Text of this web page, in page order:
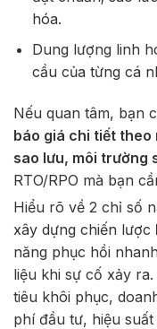
hóa.
Dung lượng linh
cầu của từng cá
Nếu quan tâm, bạn
báo giá chi tiết theo
sao lưu, môi trường
RTO/RPO mà bạn
Hiểu rõ về 2 chỉ số
xây dựng chiến lược
năng phục hồi
liệu khi sự cố xảy
tiêu khôi phục,
phí đầu tư, hiệu